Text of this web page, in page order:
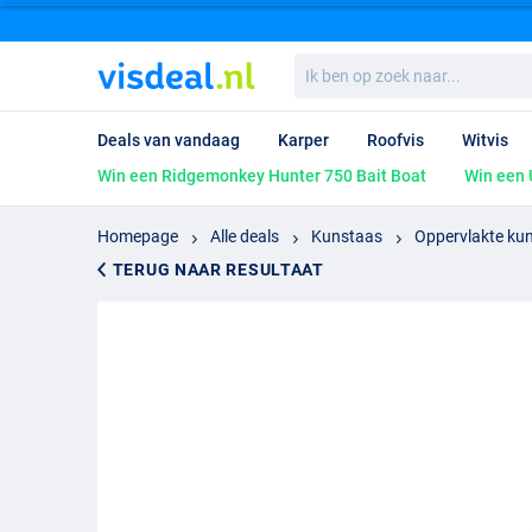
ben
op
naar...
Deals van vandaag Karper Roofvis
Witvis
Win een Ridgemonkey Hunter 750 Bait Boat
Win een
Homepage Alle deals Kunstaas
Oppervlakte
TERUG NAAR RESULTAAT